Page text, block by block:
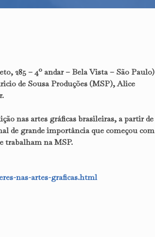
285 – 4º andar – Bela Vista – São Paulo)
de Sousa Produções (MSP), Alice
nas artes gráficas brasileiras, a partir de
de grande importância que começou com
trabalham na MSP.
nas-artes-graficas.html